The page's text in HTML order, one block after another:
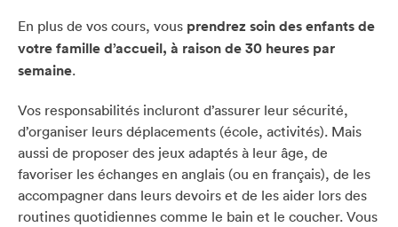
En plus de vos cours, vous prendrez soin des enfants de
votre famille d’accueil, à raison de 30 heures par
semaine.
Vos responsabilités incluront d’assurer leur sécurité,
d’organiser leurs déplacements (école, activités). Mais
aussi de proposer des jeux adaptés à leur âge, de
favoriser les échanges en anglais (ou en français), de les
accompagner dans leurs devoirs et de les aider lors des
routines quotidiennes comme le bain et le coucher. Vous